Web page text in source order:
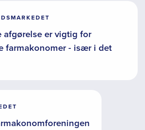
er vigtig for
farmakonomer - især i det